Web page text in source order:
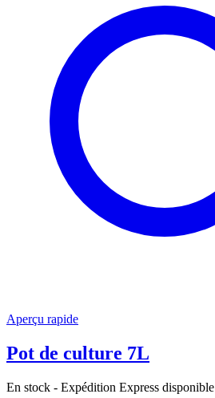
Aperçu rapide
Pot de culture 7L
En stock - Expédition Express disponible